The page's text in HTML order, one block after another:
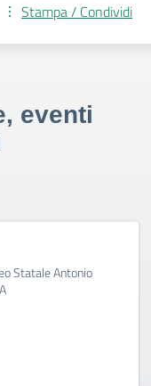
Stampa / Condividi
eventi
Statale Antonio